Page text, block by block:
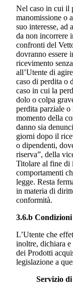
Nel caso in cui il
manomissione o
suo interesse, ad
da non incorrere
confronti del
dovranno essere
ricevimento
all’Utente di
caso di perdita o
caso in cui la
dolo o colpa
perdita parziale
momento della
danno sia
giorni dopo il
o dipendenti,
riserva”, della
Titolare al fine di
comportamenti
legge. Resta
in materia di
conformità.
3.6.b Condizioni
L’Utente che
inoltre, dichiara e
dei Prodotti
legislazione a
Servizio